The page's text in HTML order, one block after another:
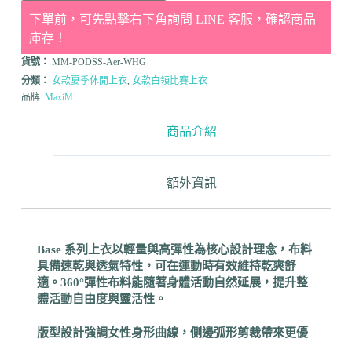
下單前，可先點擊右下角詢問 LINE 客服，確認商品
庫存！
貨號： MM-PODSS-Aer-WHG
分類： 女款夏季休閒上衣, 女款白領比賽上衣
品牌: MaxiM
商品介紹
額外資訊
Base 系列上衣以輕量與高彈性為核心設計理念，布料
具備速乾與透氣特性，可在運動時有效維持乾爽舒
適。360°彈性布料能隨著身體活動自然延展，提升整
體活動自由度與靈活性。
版型設計強調女性身形曲線，側邊弧形剪裁帶來更優